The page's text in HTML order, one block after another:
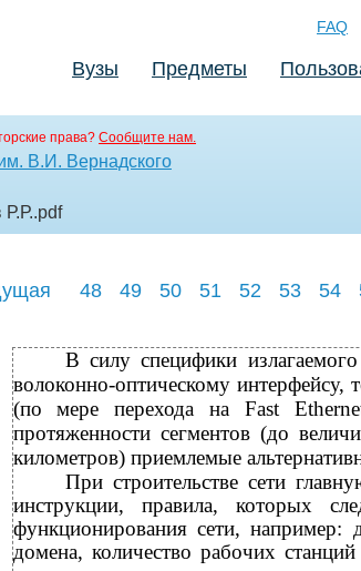
FAQ
Вузы Предметы
права? Сообщите нам.
В.И. Вернадского
Р.Р..pdf
48 49 50 51 52 53 54
В силу специфики
волоконно-оптическому интерфейсу,
(по мере перехода на Fast
протяженности сегментов (до
километров) приемлемые
При строительстве сети
инструкции, правила, которых
функционирования сети, например:
домена, количество рабочих